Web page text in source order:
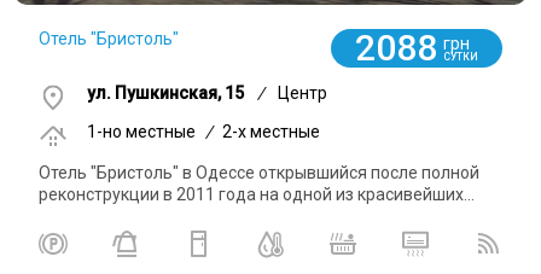
Отель "Бристоль" 2088 грн
СУТКИ
ул. Пушкинская, 15 /
Центр
1-но местные
/ 2-x местные
Отель "Бристоль" в Одессе открывшийся после полной
реконструкции в 2011 года на одной из красивейших...